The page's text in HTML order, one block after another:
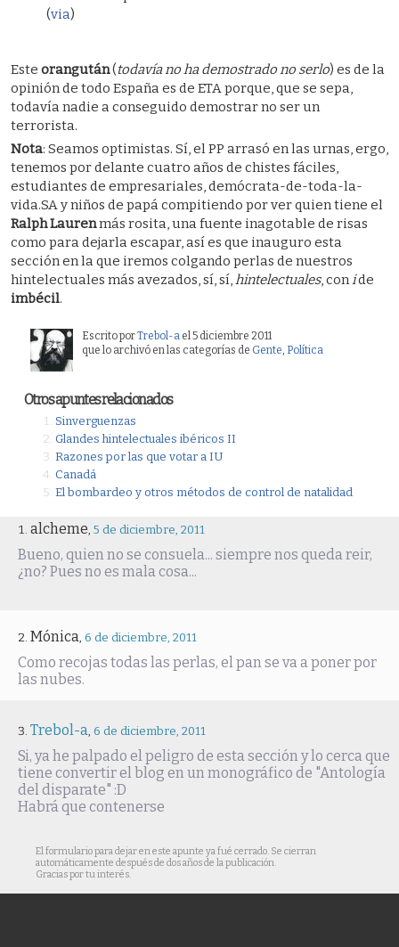
(via)
Este orangután(todavía no ha demostrado no serlo) es de la
opinión de todo España es de ETA porque, que se sepa,
todavía nadie a conseguido demostrar no ser un
terrorista.
Nota: Seamos optimistas. Sí, el PP arrasó en las urnas, ergo,
tenemos por delante cuatro años de chistes fáciles,
estudiantes de empresariales, demócrata-de-toda-la-
vida.SA y niños de papá compitiendo por ver quien tiene el
Ralph Laurenmás rosita, una fuente inagotable de risas
como para dejarla escapar, así es que inauguro esta
sección en la que iremos colgando perlas de nuestros
hintelectuales más avezados, sí, sí,hintelectuales, conide
imbécil.
Escrito porTrebol-a el 5 diciembre 2011
que lo archivó en las categorías de Gente, Polí­tica
Otros apuntes relacionados
Sinverguenzas
Glandes hintelectuales ibéricos II
Razones por las que votar a IU
Canadá
El bombardeo y otros métodos de control de natalidad
alcheme, 5 de diciembre, 2011
Bueno, quien no se consuela... siempre nos queda reir,
¿no? Pues no es mala cosa...
Mónica, 6 de diciembre, 2011
Como recojas todas las perlas, el pan se va a poner por
las nubes.
Trebol-a, 6 de diciembre, 2011
Si, ya he palpado el peligro de esta sección y lo cerca que
tiene convertir el blog en un monográfico de "Antología
del disparate" :D
Habrá que contenerse
El formulario para dejar en este apunte ya fué cerrado. Se cierran
automáticamente después de dos años de la publicación.
Gracias por tu interés.